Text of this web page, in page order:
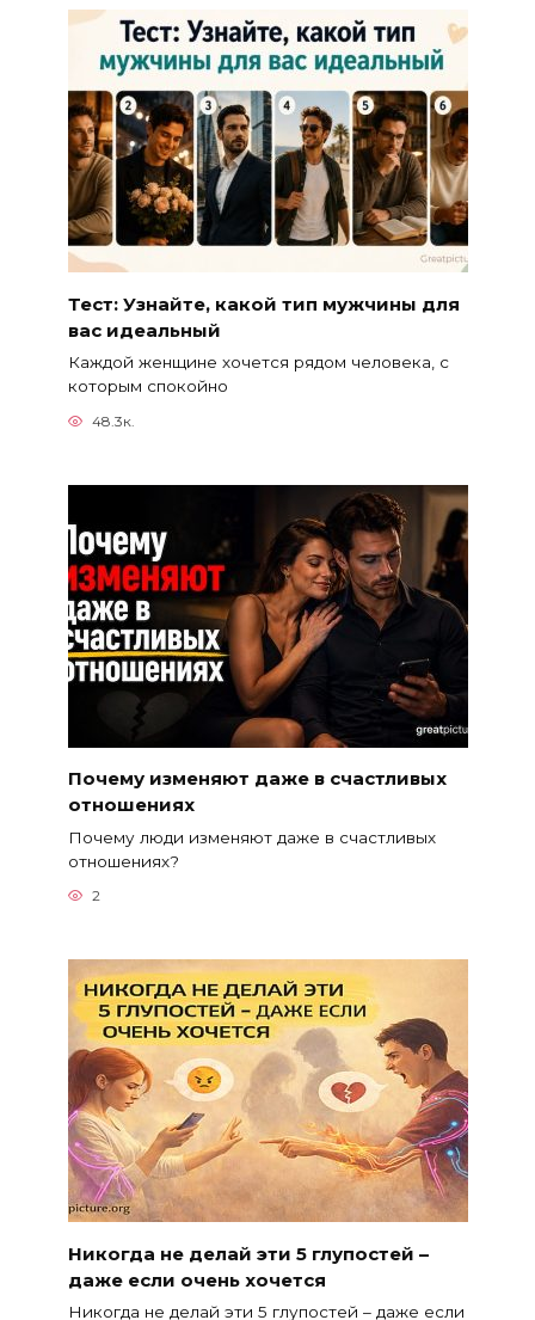
Тест: Узнайте, какой тип мужчины для
вас идеальный
Каждой женщине хочется рядом человека, с
которым спокойно
48.3к.
Почему изменяют даже в счастливых
отношениях
Почему люди изменяют даже в счастливых
отношениях?
2
Никогда не делай эти 5 глупостей –
даже если очень хочется
Никогда не делай эти 5 глупостей – даже если